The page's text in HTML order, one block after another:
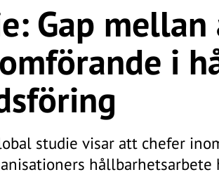
Gap
i
studie visar att chefer